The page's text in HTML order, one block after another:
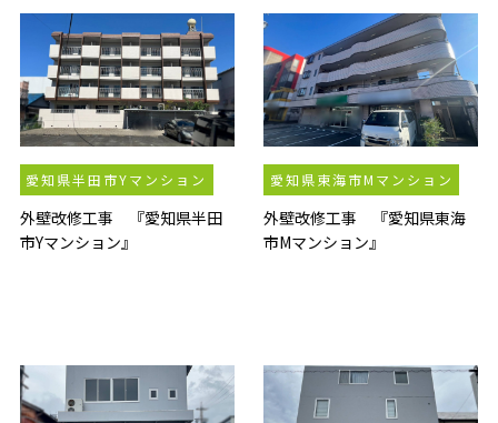
愛知県半田市Yマンション
外壁改修工事 『愛知県半田
市Yマンション』
愛知県東海市Mマンション
外壁改修工事 『愛知県東海
市Mマンション』